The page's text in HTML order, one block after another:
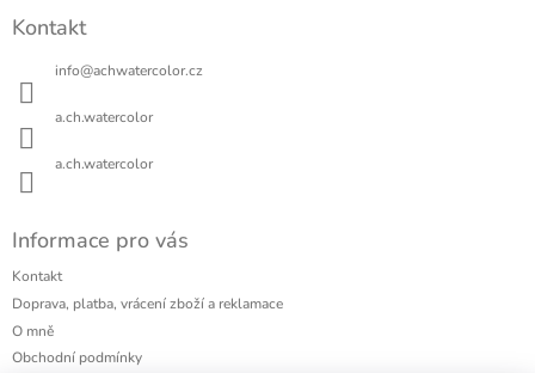
Kontakt
info@achwatercolor.cz
a.ch.watercolor
a.ch.watercolor
Informace pro vás
Kontakt
Doprava, platba, vrácení zboží a reklamace
O mně
Obchodní podmínky